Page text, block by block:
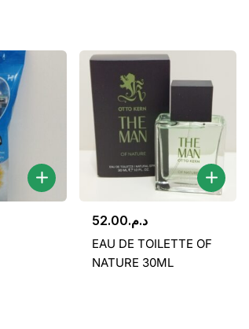
د.م.52.00
EAU DE TOILETTE OF
NATURE 30ML